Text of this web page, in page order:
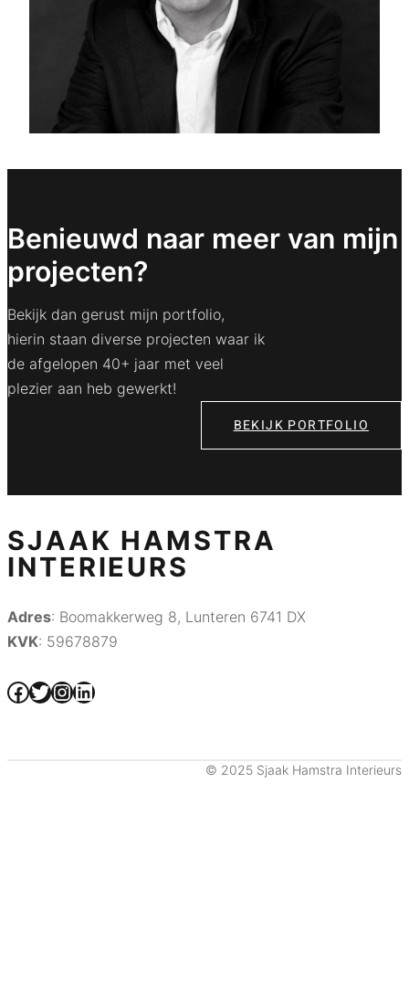
Benieuwd naar meer van mijn
projecten?
Bekijk dan gerust mijn portfolio,
hierin staan diverse projecten waar ik
de afgelopen 40+ jaar met veel
plezier aan heb gewerkt!
BEKIJK PORTFOLIO
SJAAK HAMSTRA
INTERIEURS
Adres: Boomakkerweg 8, Lunteren 6741 DX
KVK: 59678879
Facebook Twitter InstagramLinkedIn
© 2025 Sjaak Hamstra Interieurs